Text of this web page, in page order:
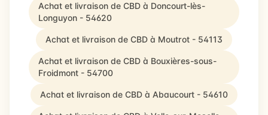
Achat et livraison de CBD à Doncourt-lès-
Longuyon - 54620
Achat et livraison de CBD à Moutrot - 54113
Achat et livraison de CBD à Bouxières-sous-
Froidmont - 54700
Achat et livraison de CBD à Abaucourt - 54610